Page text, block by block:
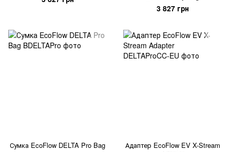
3 827 грн
Сумка EcoFlow DELTA Pro Bag
Адаптер EcoFlow EV X-Stream